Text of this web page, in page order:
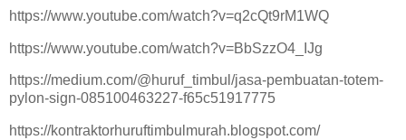
https://www.youtube.com/watch?v=q2cQt9rM1WQ
https://www.youtube.com/watch?v=BbSzzO4_IJg
https://medium.com/@huruf_timbul/jasa-pembuatan-totem-
pylon-sign-085100463227-f65c51917775
https://kontraktorhuruftimbulmurah.blogspot.com/